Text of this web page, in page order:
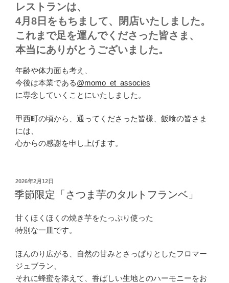
日:
レストランは、
4月8日をもちまして、閉店いたしました。
これまで足を運んでくださった皆さま、
本当にありがとうございました。
年齢や体力面も考え、
今後は本業である@momo_et_associes
に専念していくことにいたしました。
甲西町の頃から、通ってくださった皆様、飯喰の皆さま
には、
心からの感謝を申し上げます。
投
稿
日:
2026年2月12日
季節限定「さつま芋のタルトフランベ」
甘くほくほくの焼き芋をたっぷり使った
特別な一皿です。
ほんのり広がる、自然の甘みとさっぱりとしたフロマー
ジュブラン、
それに蜂蜜を添えて、香ばしい生地とのハーモニーをお